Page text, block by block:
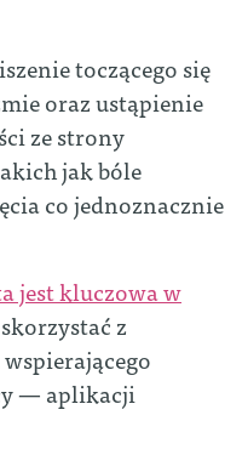
toczącego się
oraz ustąpienie
ze strony
jak bóle
co jednoznacznie
jest kluczowa w
z
— aplikacji